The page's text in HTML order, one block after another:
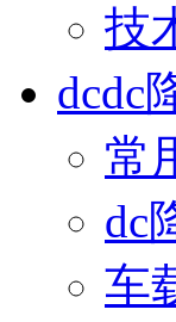
技
dcdc
常
dc
车